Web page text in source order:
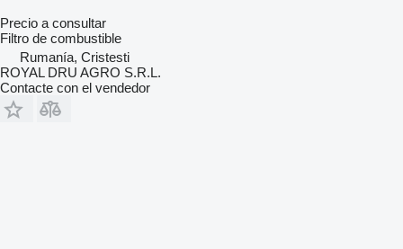
Precio a consultar
Filtro de combustible
Rumanía, Cristesti
ROYAL DRU AGRO S.R.L.
Contacte con el vendedor